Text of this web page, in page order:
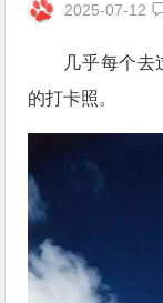
2025-07-12
几乎每个去
的打卡照。